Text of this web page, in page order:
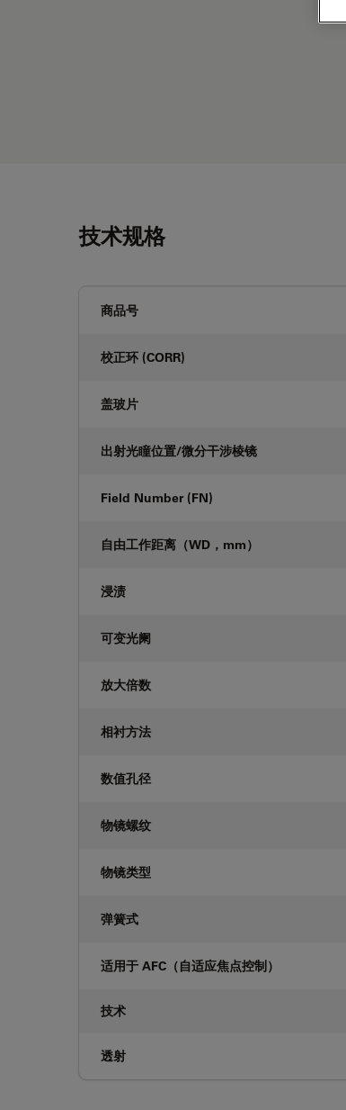
技术规格
商品号
校正环 (CORR)
盖玻片
出射光瞳位置/微分干涉棱镜
Field Number (FN)
自由工作距离（WD，mm）
浸渍
可变光阑
放大倍数
相衬方法
数值孔径
物镜螺纹
物镜类型
弹簧式
适用于 AFC（自适应焦点控制）
技术
透射